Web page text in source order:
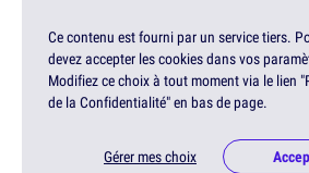
Ce contenu est fourni par un service tiers.
devez accepter les cookies dans vos
Modifiez ce choix à tout moment via le lien
de la Confidentialité" en bas de page.
Gérer mes choix